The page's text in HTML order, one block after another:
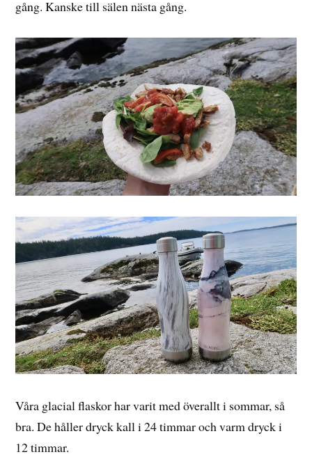
gång. Kanske till sälen nästa gång.
Våra glacial flaskor har varit med överallt i sommar, så
bra. De håller dryck kall i 24 timmar och varm dryck i
12 timmar.